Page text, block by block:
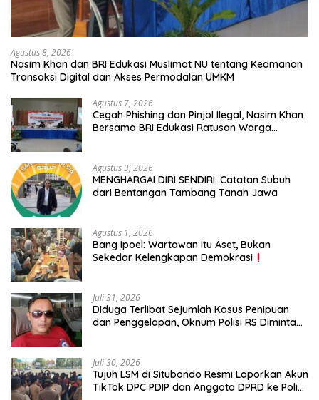
Agustus 8, 2026
Nasim Khan dan BRI Edukasi Muslimat NU tentang Keamanan
Transaksi Digital dan Akses Permodalan UMKM
Agustus 7, 2026
Cegah Phishing dan Pinjol Ilegal, Nasim Khan
Bersama BRI Edukasi Ratusan Warga
Agustus 3, 2026
MENGHARGAI DIRI SENDIRI: Catatan Subuh
dari Bentangan Tambang Tanah Jawa
Agustus 1, 2026
Bang Ipoel: Wartawan Itu Aset, Bukan
Sekedar Kelengkapan Demokrasi
Juli 31, 2026
Diduga Terlibat Sejumlah Kasus Penipuan
dan Penggelapan, Oknum Polisi RS Diminta
Juli 30, 2026
Tujuh LSM di Situbondo Resmi Laporkan Akun
TikTok DPC PDIP dan Anggota DPRD ke Polisi: